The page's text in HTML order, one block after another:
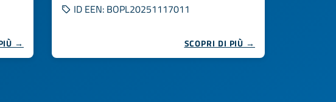
→
ID EEN: BOPL20251117011
SCOPRI DI PIÙ →